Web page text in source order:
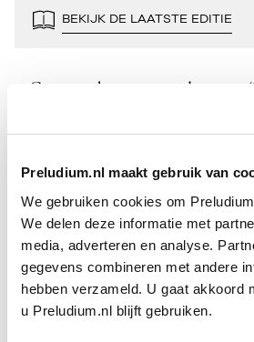
Preludium.nl maakt gebruik van
We gebruiken cookies om
We delen deze informatie met
media, adverteren en analyse.
gegevens combineren met andere
hebben verzameld. U gaat akkoord
u Preludium.nl blijft gebruiken.
BEKIJK DE LAATSTE EDITIE
Geen resultaten gevonden voor